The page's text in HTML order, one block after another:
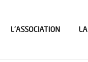
L’ASSOCIATION